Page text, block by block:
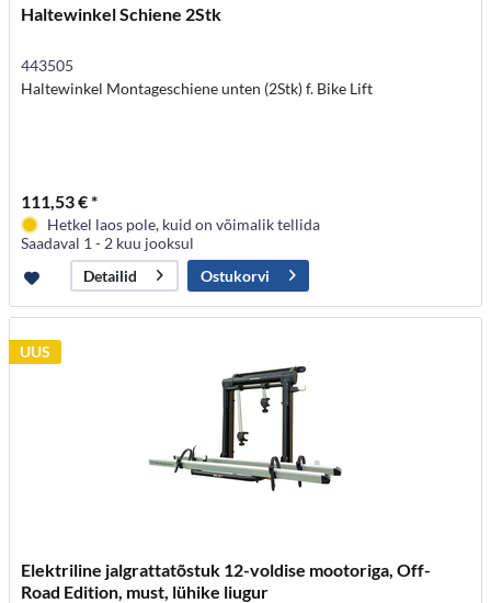
Haltewinkel Schiene 2Stk
443505
Haltewinkel Montageschiene unten (2Stk) f. Bike Lift
111,53 € *
Hetkel laos pole, kuid on võimalik tellida
Saadaval 1 - 2 kuu jooksul
Detailid
Ostukorvi
UUS
Elektriline jalgrattatõstuk 12-voldise mootoriga, Off-
Road Edition, must, lühike liugur